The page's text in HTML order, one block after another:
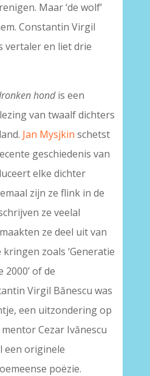
Maar ‘de wolf’
Constantin Virgil
vertaler en liet drie
hondis een
van twaalf dichters
Jan Mysjkin schetst
geschiedenis van
elke dichter
zijn ze flink in de
ze veelal
ze deel uit van
zoals ‘Generatie
2000’ of de
Virgil Bănescu was
een uitzondering op
Cezar Ivănescu
een originele
poëzie.